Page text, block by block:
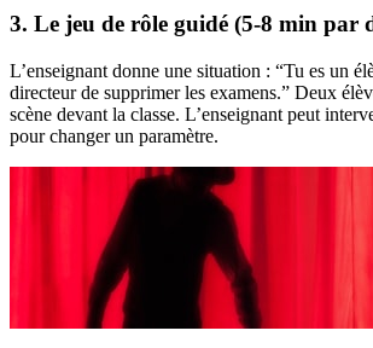
3. Le jeu de rôle guidé (5-8 min par
L’enseignant donne une situation : “Tu es un
directeur de supprimer les examens.” Deux
scène devant la classe. L’enseignant peut
pour changer un paramètre.